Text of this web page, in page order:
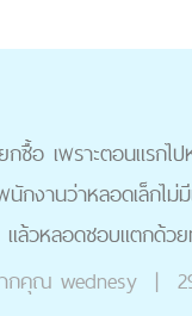
กซื้อ เพราะตอนแรก
งานว่าหลอดเล็กไม่
วหลอดชอบแตกด้วย
กคุณ wednesy |